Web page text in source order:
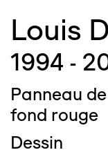
Louis
1994 -
Panneau
fond rouge
Dessin